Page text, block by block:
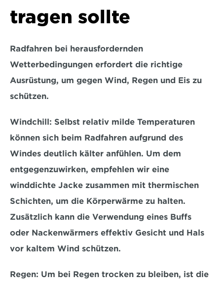
tragen sollte
Radfahren bei herausfordernden
Wetterbedingungen erfordert die richtige
Ausrüstung, um gegen Wind, Regen und Eis zu
schützen.
Windchill: Selbst relativ milde Temperaturen
können sich beim Radfahren aufgrund des
Windes deutlich kälter anfühlen. Um dem
winddichte Jacke zusammen mit thermischen
Schichten, um die Körperwärme zu halten.
Zusätzlich kann die Verwendung eines Buffs
oder Nackenwärmers effektiv Gesicht und Hals
vor kaltem Wind schützen.
Regen: Um bei Regen trocken zu bleiben, ist die